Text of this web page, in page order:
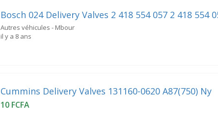
Bosch 024 Delivery Valves 2 418 554 057 2 418 554
Autres véhicules - Mbour
il y a 8 ans
Cummins Delivery Valves 131160-0620 A87(750) Ny
10 FCFA